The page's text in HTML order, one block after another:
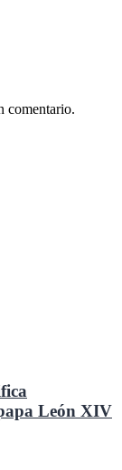
comentario.
León XIV